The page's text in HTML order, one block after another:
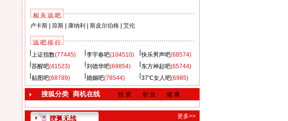
相 关 说 吧
卢卡斯| 琼斯| 康纳利 斯皮尔伯格| 艾伦
说 吧 排 行
上证指数(77445) 李宇春吧(104510) 快乐男声吧(68574)
苏醒吧(41523) 刘德华吧(69854) 东方神起吧(65744)
贴图吧(68789) 婚姻吧(78544) 37℃女人吧(6985)
搜狐分类| 商机在线 投 资 创 业 健 康
更多>>